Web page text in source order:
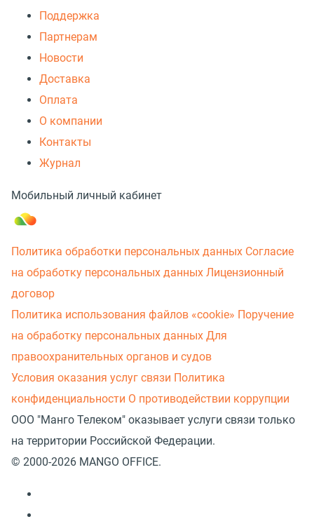
Поддержка
Партнерам
Новости
Доставка
Оплата
О компании
Контакты
Журнал
Мобильный личный кабинет
Политика обработки персональных данных Согласие
на обработку персональных данных Лицензионный
договор
Политика использования файлов «cookie» Поручение
на обработку персональных данных Для
правоохранительных органов и судов
Условия оказания услуг связи Политика
конфиденциальности О противодействии коррупции
ООО "Манго Телеком" оказывает услуги связи только
на территории Российской Федерации.
© 2000-2026 MANGO OFFICE.